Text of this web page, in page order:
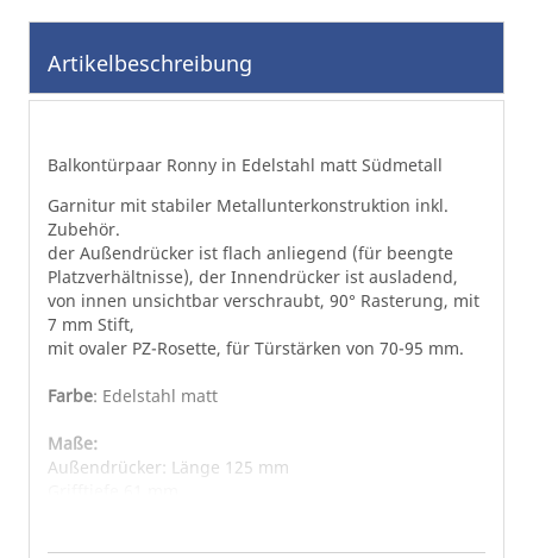
Anfang
Bildgalerie
springen
Artikelbeschreibung
Balkontürpaar Ronny in Edelstahl matt Südmetall
Garnitur mit stabiler Metallunterkonstruktion inkl.
Zubehör.
der Außendrücker ist flach anliegend (für beengte
Platzverhältnisse), der Innendrücker ist ausladend,
von innen unsichtbar verschraubt, 90° Rasterung, mit
7 mm Stift,
mit ovaler PZ-Rosette, für Türstärken von 70-95 mm.
Farbe: Edelstahl matt
Maße:
Außendrücker: Länge 125 mm